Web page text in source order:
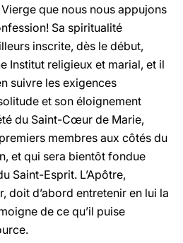
que nous nous appujons
Sa spiritualité
inscrite, dès le début,
Institut religieux et marial, et il
suivre les exigences
et son éloignement
du Saint-Cœur de Marie,
membres aux côtés du
et qui sera bientôt fondue
Saint-Esprit. L’Apôtre,
doit d’abord entretenir en lui la
de ce qu’il puise